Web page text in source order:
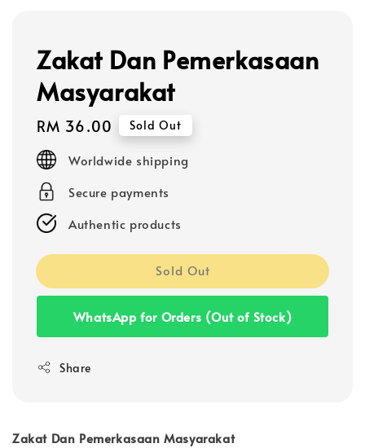
Zakat Dan Pemerkasaan
Masyarakat
Regular
price
RM 36.00 Sold Out
Worldwide shipping
Secure payments
Authentic products
Sold Out
WhatsApp for Orders (Out of Stock)
Share
Zakat Dan Pemerkasaan Masyarakat